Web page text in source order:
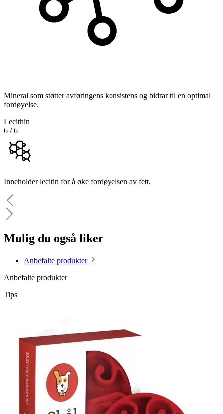
Mineral som støtter avføringens konsistens og bidrar til en optimal
fordøyelse.
Lecithin
6 /6
Inneholder lecitin for å øke fordøyelsen av fett.
Mulig du også liker
Anbefalte produkter
Anbefalte produkter
Tips